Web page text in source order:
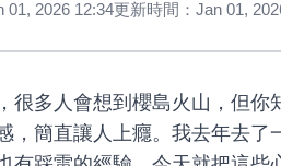
01, 2026 12:34更新時間：Jan 01,
很多人會想到櫻島火山，但
，簡直讓人上癮。我去年去